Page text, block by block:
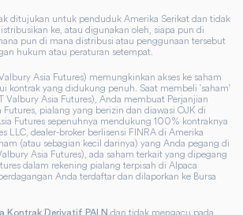
ditujukan untuk penduduk Amerika Serikat dan tidak
ke, atau digunakan oleh, siapa pun di
pun di mana distribusi atau penggunaan tersebut
hukum atau peraturan setempat.
Asia Futures) memungkinkan akses ke saham
kontrak yang didukung penuh. Saat membeli 'saham'
Valbury Asia Futures), Anda membuat Perjanjian
Futures, pialang yang berizin dan diawasi OJK di
Futures sepenuhnya mendukung 100% kontraknya
LLC, dealer-broker berlisensi FINRA di Amerika
(atau sebagian kecil darinya) yang Anda pegang di
Asia Futures), ada saham terkait yang dipegang
dalam rekening pialang terpisah di Alpaca
Anda terdaftar dan dilaporkan ke Bursa
Kontrak Derivatif PALN dan tidak mengacu pada